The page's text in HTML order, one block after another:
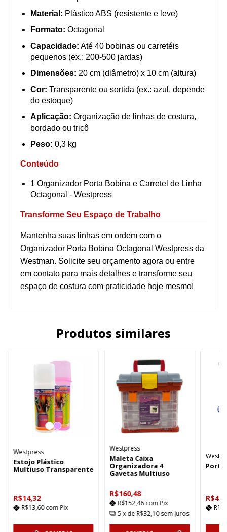
Material: Plástico ABS (resistente e leve)
Formato: Octagonal
Capacidade: Até 40 bobinas ou carretéis
pequenos (ex.: 200-500 jardas)
Dimensões: 20 cm (diâmetro) x 10 cm (altura)
Cor: Transparente ou sortida (ex.: azul, depende
do estoque)
Aplicação: Organização de linhas de costura,
bordado ou tricô
Peso: 0,3 kg
Conteúdo
1 Organizador Porta Bobina e Carretel de Linha
Octagonal - Westpress
Transforme Seu Espaço de Trabalho
Mantenha suas linhas em ordem com o
Organizador Porta Bobina Octagonal Westpress da
Westman. Solicite seu orçamento agora ou entre
em contato para mais detalhes e transforme seu
espaço de costura com praticidade hoje mesmo!
Produtos similares
Westpress
Estojo Plástico
Multiuso Transparente
R$14,32
R$13,60com Pix
Westpress
Maleta Caixa
Organizadora 4
Gavetas Multiuso
R$160,48
R$152,46com Pix
5x de R$32,10 sem juros
Porta